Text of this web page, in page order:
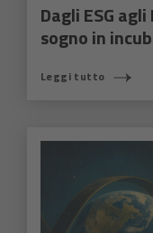
Dagli ESG
sogno in
Leggi tutto